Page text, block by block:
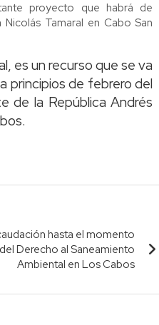
proyecto que habrá de
Tamaral en Cabo San
es un recurso que se va
principios de febrero del
de la República Andrés
hasta el momento
Derecho al Saneamiento
Ambiental en Los Cabos